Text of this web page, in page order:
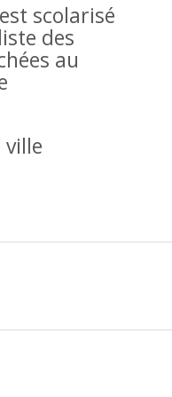
scolarisé
des
au
ville